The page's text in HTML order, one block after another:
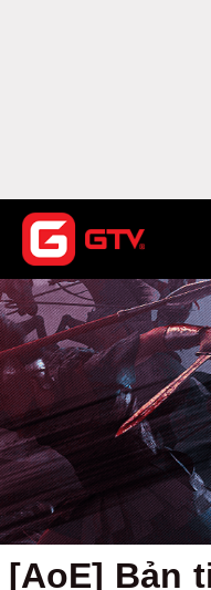
[AoE] Bản